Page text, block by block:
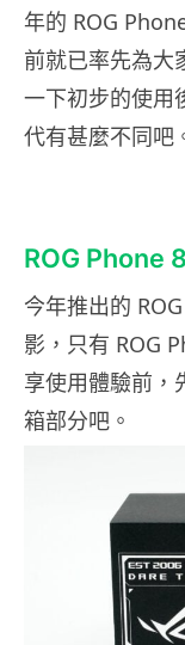
年的 ROG
前就已率先為大
一下初步的使用
代有甚麼不同吧
ROG Phone
今年推出的
影，只有 ROG
享使用體驗前，
箱部分吧。